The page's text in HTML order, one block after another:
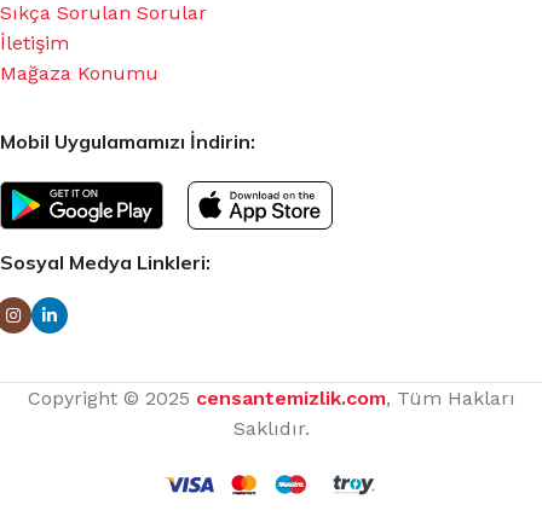
Sıkça Sorulan Sorular
İletişim
Mağaza Konumu
Mobil Uygulamamızı İndirin:
Sosyal Medya Linkleri:
Copyright © 2025 censantemizlik.com, Tüm Hakları
Saklıdır.